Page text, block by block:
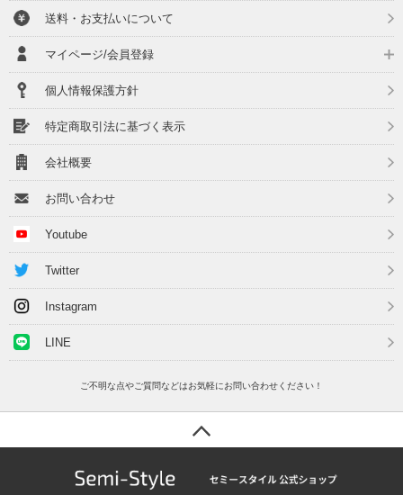
送料・お支払いについて
マイページ/会員登録
個人情報保護方針
特定商取引法に基づく表示
会社概要
お問い合わせ
Youtube
Twitter
Instagram
LINE
ご不明な点やご質問などはお気軽にお問い合わせください！